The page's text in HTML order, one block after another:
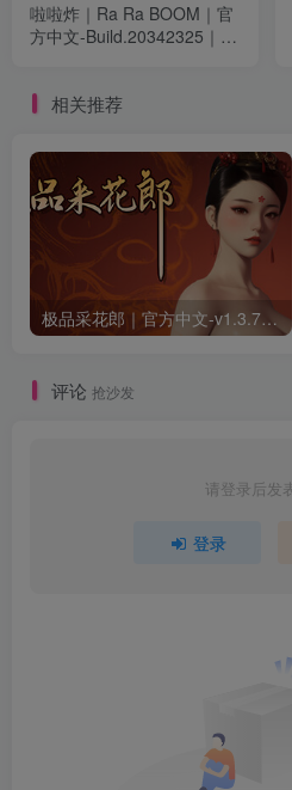
啦啦炸｜Ra Ra BOOM｜官
方中文-Build.20342325｜
相关推荐
极品采花郎｜官方中文-v1.3.7+满金币初始存档+通关存档｜7.11G｜免安装
评论 抢沙发
请登录后发
登录